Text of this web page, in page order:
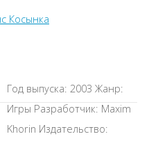
Год выпуска: 2003 Жанр:
Игры Разработчик: Maxim
Khorin Издательство: